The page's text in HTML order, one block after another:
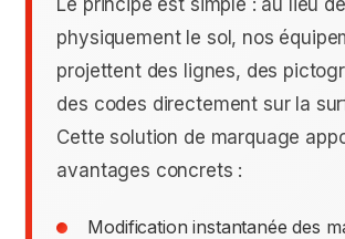
physiquement le sol, nos
projettent des lignes, des
des codes directement sur la
Cette solution de marquage
avantages concrets :
Modification instantanée des